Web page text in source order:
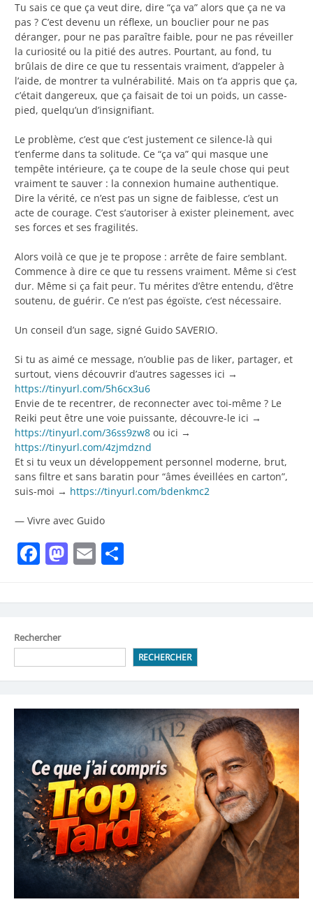
Tu sais ce que ça veut dire, dire “ça va” alors que ça ne va
pas ? C’est devenu un réflexe, un bouclier pour ne pas
déranger, pour ne pas paraître faible, pour ne pas réveiller
la curiosité ou la pitié des autres. Pourtant, au fond, tu
brûlais de dire ce que tu ressentais vraiment, d’appeler à
l’aide, de montrer ta vulnérabilité. Mais on t’a appris que ça,
c’était dangereux, que ça faisait de toi un poids, un casse-
pied, quelqu’un d’insignifiant.
Le problème, c’est que c’est justement ce silence-là qui
t’enferme dans ta solitude. Ce “ça va” qui masque une
tempête intérieure, ça te coupe de la seule chose qui peut
vraiment te sauver : la connexion humaine authentique.
Dire la vérité, ce n’est pas un signe de faiblesse, c’est un
acte de courage. C’est s’autoriser à exister pleinement, avec
ses forces et ses fragilités.
Alors voilà ce que je te propose : arrête de faire semblant.
Commence à dire ce que tu ressens vraiment. Même si c’est
dur. Même si ça fait peur. Tu mérites d’être entendu, d’être
soutenu, de guérir. Ce n’est pas égoïste, c’est nécessaire.
Un conseil d’un sage, signé Guido SAVERIO.
Si tu as aimé ce message, n’oublie pas de liker, partager, et
surtout, viens découvrir d’autres sagesses ici →
https://tinyurl.com/5h6cx3u6
Envie de te recentrer, de reconnecter avec toi-même ? Le
Reiki peut être une voie puissante, découvre-le ici →
https://tinyurl.com/36ss9zw8 ou ici →
https://tinyurl.com/4zjmdznd
Et si tu veux un développement personnel moderne, brut,
sans filtre et sans baratin pour “âmes éveillées en carton”,
suis-moi → https://tinyurl.com/bdenkmc2
— Vivre avec Guido
Facebook
Mastodon
Email
Rechercher
RECHERCHER